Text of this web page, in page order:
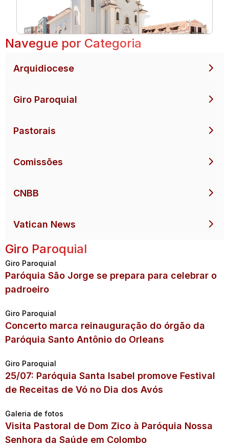
Navegue por Categoria
Arquidiocese
Giro Paroquial
Pastorais
Comissões
CNBB
Vatican News
Giro Paroquial
Giro Paroquial
Paróquia São Jorge se prepara para celebrar o
padroeiro
Giro Paroquial
Concerto marca reinauguração do órgão da
Paróquia Santo Antônio do Orleans
Giro Paroquial
25/07: Paróquia Santa Isabel promove Festival
de Receitas de Vó no Dia dos Avós
Galeria de fotos
Visita Pastoral de Dom Zico à Paróquia Nossa
Senhora da Saúde em Colombo